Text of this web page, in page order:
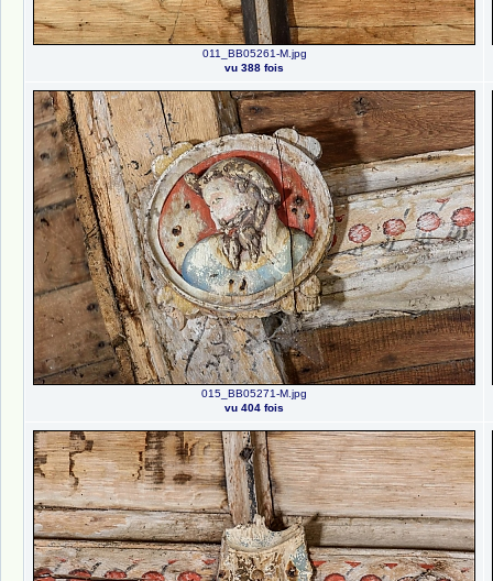
011_BB05261-M.jpg
vu 388 fois
015_BB05271-M.jpg
vu 404 fois